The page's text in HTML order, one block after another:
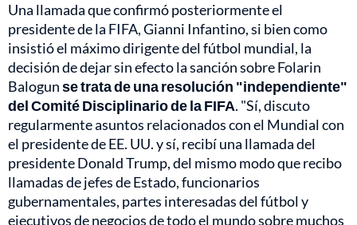
Una llamada que confirmó posteriormente el
presidente de la FIFA, Gianni Infantino, si bien como
insistió el máximo dirigente del fútbol mundial, la
decisión de dejar sin efecto la sanción sobre Folarin
Balogunse trata de una resolución "independiente"
del Comité Disciplinario de la FIFA. "Sí, discuto
regularmente asuntos relacionados con el Mundial con
el presidente de EE. UU. y sí, recibí una llamada del
presidente Donald Trump, del mismo modo que recibo
llamadas de jefes de Estado, funcionarios
gubernamentales, partes interesadas del fútbol y
ejecutivos de negocios de todo el mundo sobre muchos